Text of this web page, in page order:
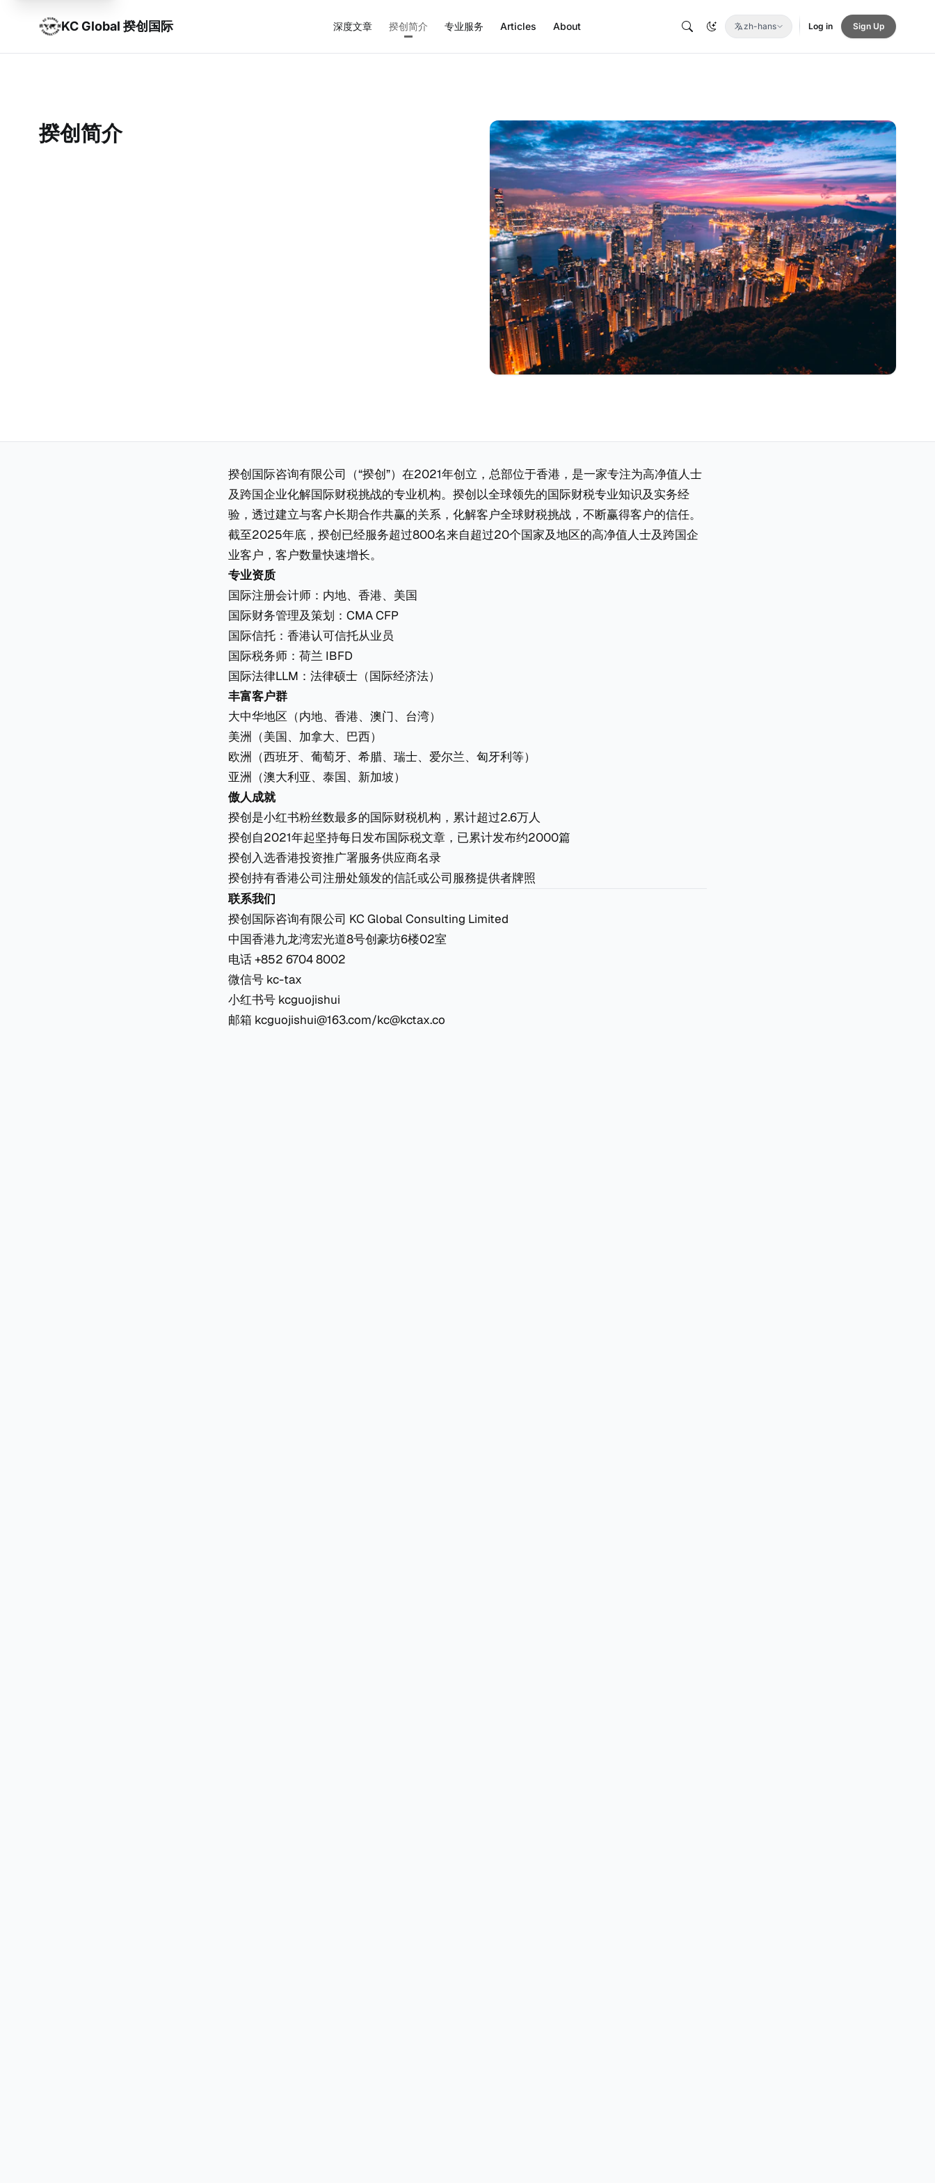
KC Global 揆创国际 深度文章 揆创简介 专业服务 Articles About zh-hans Log in Sign Up
揆创简介
揆创国际咨询有限公司（“揆创”）在2021年创立，总部位于香港，是一家专注为高净值人士
及跨国企业化解国际财税挑战的专业机构。揆创以全球领先的国际财税专业知识及实务经
验，透过建立与客户长期合作共赢的关系，化解客户全球财税挑战，不断赢得客户的信任。
截至2025年底，揆创已经服务超过800名来自超过20个国家及地区的高净值人士及跨国企
业客户，客户数量快速增长。
专业资质
国际注册会计师：内地、香港、美国
国际财务管理及策划：CMA CFP
国际信托：香港认可信托从业员
国际税务师：荷兰 IBFD
国际法律LLM：法律硕士（国际经济法）
丰富客户群
大中华地区（内地、香港、澳门、台湾）
美洲（美国、加拿大、巴西）
欧洲（西班牙、葡萄牙、希腊、瑞士、爱尔兰、匈牙利等）
亚洲（澳大利亚、泰国、新加坡）
傲人成就
揆创是小红书粉丝数最多的国际财税机构，累计超过2.6万人
揆创自2021年起坚持每日发布国际税文章，已累计发布约2000篇
揆创入选香港投资推广署服务供应商名录
揆创持有香港公司注册处颁发的信託或公司服務提供者牌照
联系我们
揆创国际咨询有限公司 KC Global Consulting Limited
中国香港九龙湾宏光道8号创豪坊6楼02室
电话 +852 6704 8002
微信号 kc-tax
小红书号 kcguojishui
邮箱 kcguojishui@163.com/kc@kctax.co